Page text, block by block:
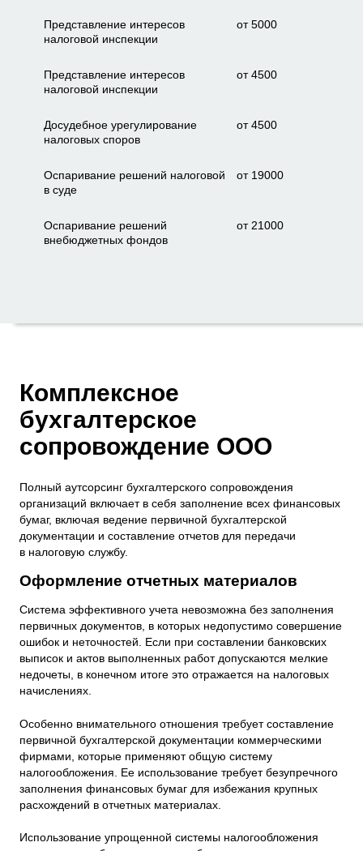
Представление интересов
налоговой инспекции
от 5000
Представление интересов
налоговой инспекции
от 4500
Досудебное урегулирование
налоговых споров
от 4500
Оспаривание решений налоговой
в суде
от 19000
Оспаривание решений
внебюджетных фондов
от 21000
Комплексное
бухгалтерское
сопровождение ООО
Полный аутсорсинг бухгалтерского сопровождения
организаций включает в себя заполнение всех финансовых
бумаг, включая ведение первичной бухгалтерской
документации и составление отчетов для передачи
в налоговую службу.
Оформление отчетных материалов
Система эффективного учета невозможна без заполнения
первичных документов, в которых недопустимо совершение
ошибок и неточностей. Если при составлении банковских
выписок и актов выполненных работ допускаются мелкие
недочеты, в конечном итоге это отражается на налоговых
начислениях.
Особенно внимательного отношения требует составление
первичной бухгалтерской документации коммерческими
фирмами, которые применяют общую систему
налогообложения. Ее использование требует безупречного
заполнения финансовых бумаг для избежания крупных
расхождений в отчетных материалах.
Использование упрощенной системы налогообложения